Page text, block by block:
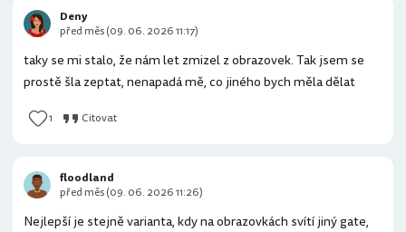
taky se mi stalo, že nám let zmizel z obrazovek. Tak jsem se
prostě šla zeptat, nenapadá mě, co jiného bych měla dělat
1 Citovat
Deny
před měs (09. 06. 2026 11:17)
Nejlepší je stejně varianta, kdy na obrazovkách svítí jiný gate,
floodland
před měs (09. 06. 2026 11:26)